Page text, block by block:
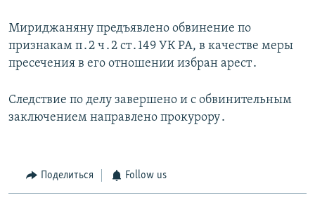
Мириджаняну предъявлено обвинение по
признакам п․2 ч․2 ст․149 УК РА, в качестве меры
пресечения в его отношении избран арест․
Следствие по делу завершено и с обвинительным
заключением направлено прокурору․
Поделиться Follow us